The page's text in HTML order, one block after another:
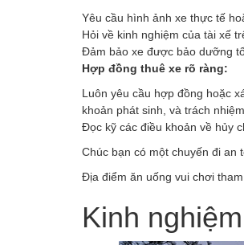
Yêu cầu hình ảnh xe thực tế
Hỏi về kinh nghiệm của tài xế
Đảm bảo xe được bảo dưỡng
Hợp đồng thuê xe rõ ràng:
Luôn yêu cầu hợp đồng hoặc
khoản phát sinh, và trách
Đọc kỹ các điều khoản về hủy
Chúc bạn có một chuyến đi an
Địa điểm ăn uống vui chơi
Kinh